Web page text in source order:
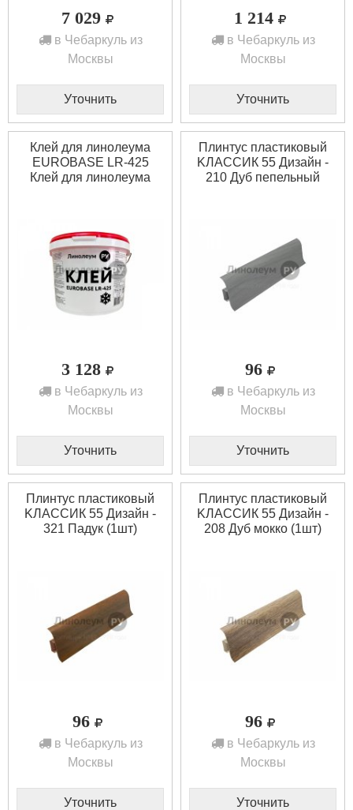
7 029
в Чебаркуль из
Москвы
Уточнить
1 214
в Чебаркуль из
Москвы
Уточнить
Клей для линолеума
EUROBASE LR-425
Клей для линолеума
3 128
в Чебаркуль из
Москвы
Уточнить
Плинтус пластиковый
KЛАССИК 55 Дизайн -
210 Дуб пепельный
96
в Чебаркуль из
Москвы
Уточнить
Плинтус пластиковый
KЛАССИК 55 Дизайн -
321 Падук (1шт)
96
в Чебаркуль из
Москвы
Уточнить
Плинтус пластиковый
KЛАССИК 55 Дизайн -
208 Дуб мокко (1шт)
96
в Чебаркуль из
Москвы
Уточнить